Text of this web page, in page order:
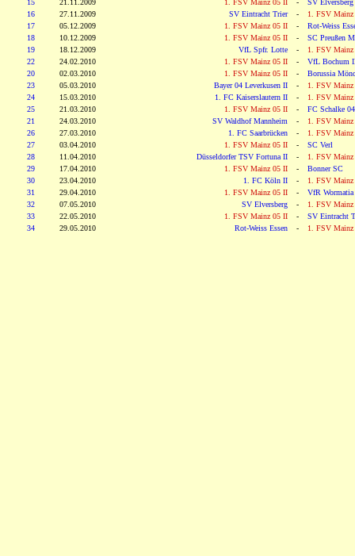
15
21.11.2009 1. FSV Mainz 05 II -
SV Elversberg
16
27.11.2009 SV Eintracht Trier -
1. FSV
17
05.12.2009 1. FSV Mainz 05 II -
Rot-Weiss
18
10.12.2009 1. FSV Mainz 05 II -
SC Preußen
19
18.12.2009 VfL Spfr. Lotte -
1. FSV
22
24.02.2010 1. FSV Mainz 05 II -
VfL Bochum
20
02.03.2010 1. FSV Mainz 05 II -
Borussia
23
05.03.2010 Bayer 04 Leverkusen II -
1. FSV
24
15.03.2010 1. FC Kaiserslautern II -
1. FSV
25
21.03.2010 1. FSV Mainz 05 II -
FC Schalke
21
24.03.2010 SV Waldhof Mannheim -
1. FSV
26
27.03.2010 1. FC Saarbrücken -
1. FSV
27
03.04.2010 1. FSV Mainz 05 II -
SC Verl
28
11.04.2010 Düsseldorfer TSV Fortuna II -
1. FSV
29
17.04.2010 1. FSV Mainz 05 II -
Bonner SC
30
23.04.2010 1. FC Köln II -
1. FSV
31
29.04.2010 1. FSV Mainz 05 II -
VfR Wormatia
32
07.05.2010 SV Elversberg -
1. FSV
33
22.05.2010 1. FSV Mainz 05 II -
SV Eintracht
34
29.05.2010 Rot-Weiss Essen - 1. FSV